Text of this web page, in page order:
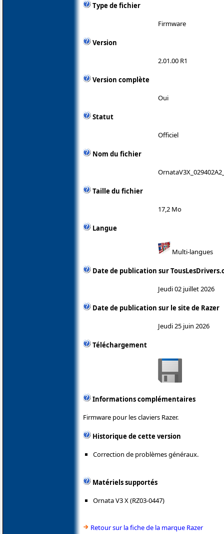
Type de fichier
Firmware
Version
2.01.00 R1
Version complète
Oui
Statut
Officiel
Nom du fichier
Taille du fichier
17,2 Mo
Langue
Multi-langues
Date de publication sur
Jeudi 02 juillet 2026
Date de publication sur le site de Razer
Jeudi 25 juin 2026
Téléchargement
Informations complémentaires
Firmware pour les claviers Razer.
Historique de cette version
Correction de problèmes généraux.
Matériels supportés
Ornata V3 X (RZ03-0447)
Retour sur la fiche de la marque Razer